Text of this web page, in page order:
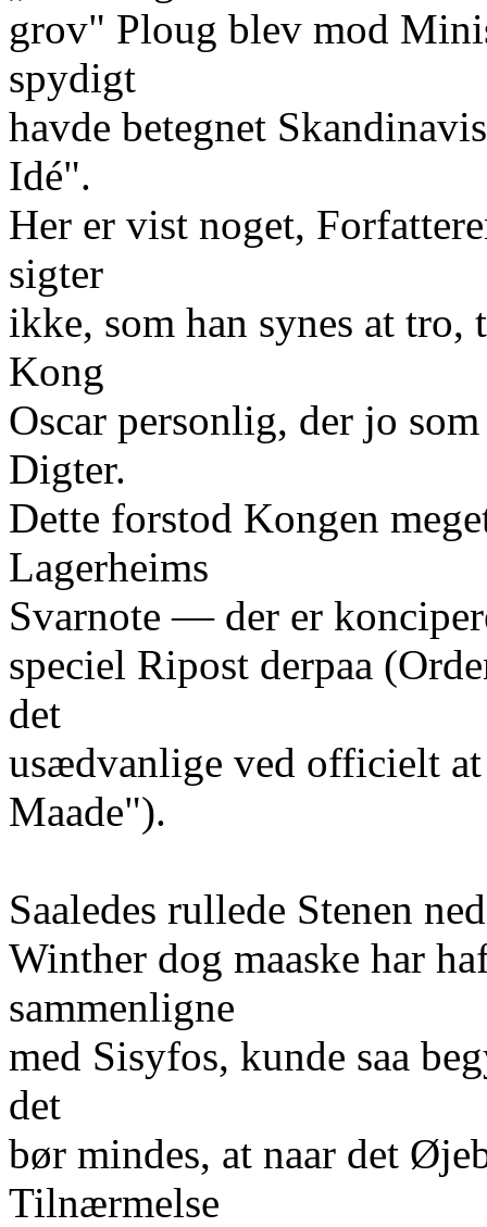
grov" Ploug blev mod
spydigt
havde betegnet
Idé".
Her er vist noget,
sigter
ikke, som han synes at
Kong
Oscar personlig, der jo
Digter.
Dette forstod Kongen
Lagerheims
Svarnote — der er
speciel Ripost derpaa
det
usædvanlige ved officielt
Maade").
Saaledes rullede Stenen
Winther dog maaske har
sammenligne
med Sisyfos, kunde saa
det
bør mindes, at naar det
Tilnærmelse